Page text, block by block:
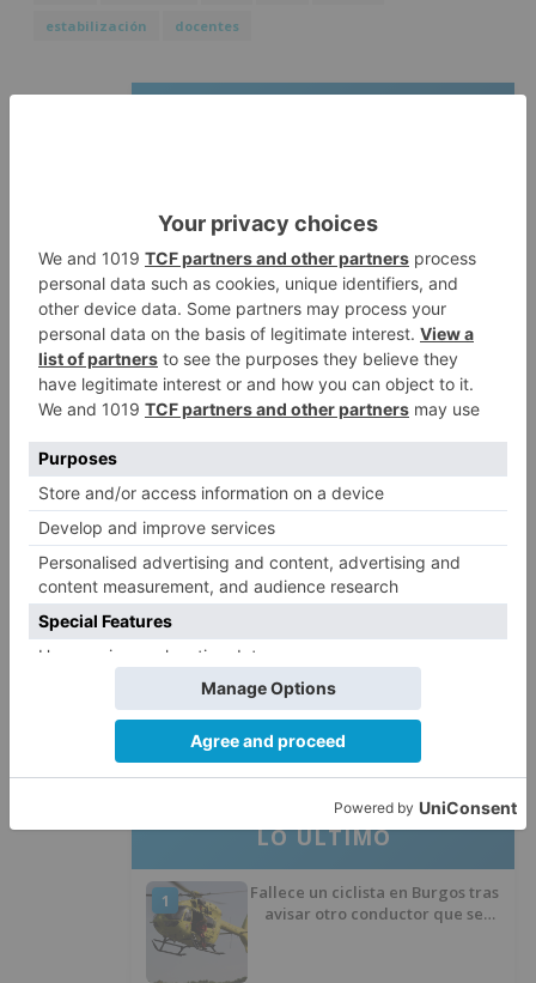
estabilización docentes
atentado contra los agentes
2
Calor y posibles tormentas en
Burgos durante el eclipse del 12
de agosto
Santiago Lencina, nuevo
refuerzo del Burgos CF para la
4
El Burgos CF anuncia que Álex
Lizancos ha sido operado con
éxito del menisco de su rodilla
Detenidas tres personas en
Quintanar de la Sierra con
hachís, cocaína y marihuana
ocultos en su vehículo
LO ÚLTIMO
1
Fallece un ciclista en Burgos tras
avisar otro conductor que se